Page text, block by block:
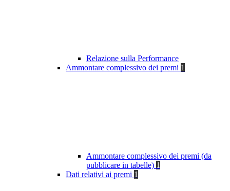
Relazione sulla Performance
Ammontare complessivo dei premi 1
Ammontare complessivo dei premi (da
pubblicare in tabelle) 1
Dati relativi ai premi 1